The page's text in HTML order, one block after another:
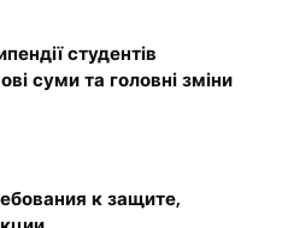
студентів
суми та головні зміни
к защите,